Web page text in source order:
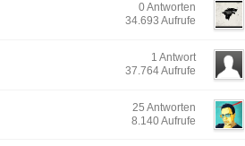
0 Antworten
34.693 Aufrufe
1 Antwort
37.764 Aufrufe
25 Antworten
8.140 Aufrufe